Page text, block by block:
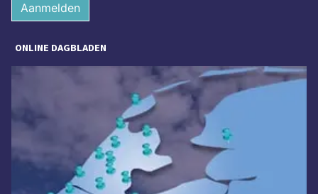
Aanmelden
ONLINE DAGBLADEN